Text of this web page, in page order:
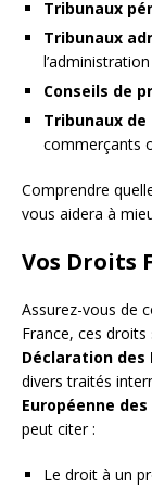
Tribunaux
Tribunaux
Conseils de
Tribunaux de
commerçants
Comprendre
vous aidera à
Vos Droits
Assurez-vous de
France, ces
Déclaration des
divers traités
Européenne
peut citer :
Le droit à un